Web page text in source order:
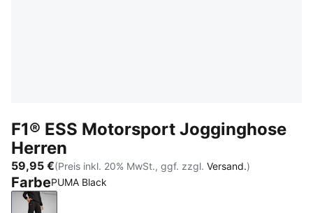
F1® ESS Motorsport Jogginghose
Herren
59,95 €(Preis inkl. 20% MwSt., ggf. zzgl. Versand.)
FarbePUMA Black